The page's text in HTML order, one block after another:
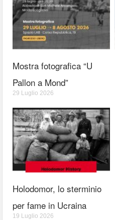
Mostra fotografica “U
Pallon a Mond”
29 Luglio 2026
Holodomor, lo sterminio
per fame in Ucraina
19 Luglio 2026